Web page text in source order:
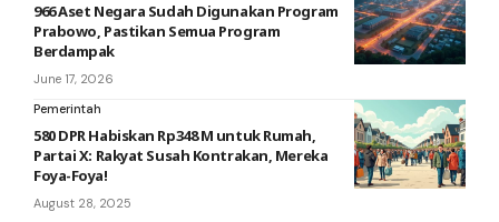
966 Aset Negara Sudah Digunakan Program
Prabowo, Pastikan Semua Program
Berdampak
June 17, 2026
Pemerintah
580 DPR Habiskan Rp348 M untuk Rumah,
Partai X: Rakyat Susah Kontrakan, Mereka
Foya-Foya!
August 28, 2025